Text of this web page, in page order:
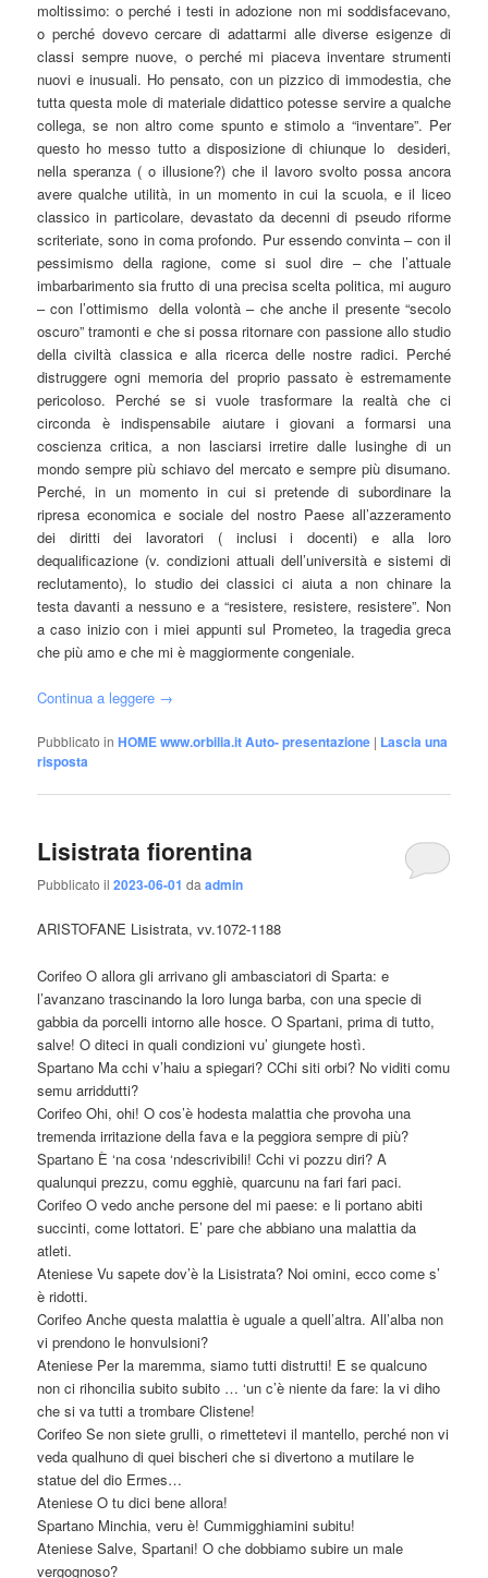
moltissimo: o perché i testi in adozione non mi soddisfacevano,
o perché dovevo cercare di adattarmi alle diverse esigenze di
classi sempre nuove, o perché mi piaceva inventare strumenti
nuovi e inusuali. Ho pensato, con un pizzico di immodestia, che
tutta questa mole di materiale didattico potesse servire a qualche
collega, se non altro come spunto e stimolo a “inventare”. Per
questo ho messo tutto a disposizione di chiunque lo desideri,
nella speranza ( o illusione?) che il lavoro svolto possa ancora
avere qualche utilità, in un momento in cui la scuola, e il liceo
classico in particolare, devastato da decenni di pseudo riforme
scriteriate, sono in coma profondo. Pur essendo convinta – con il
pessimismo della ragione, come si suol dire – che l’attuale
imbarbarimento sia frutto di una precisa scelta politica, mi auguro
– con l’ottimismo della volontà – che anche il presente “secolo
oscuro” tramonti e che si possa ritornare con passione allo studio
della civiltà classica e alla ricerca delle nostre radici. Perché
distruggere ogni memoria del proprio passato è estremamente
pericoloso. Perché se si vuole trasformare la realtà che ci
circonda è indispensabile aiutare i giovani a formarsi una
coscienza critica, a non lasciarsi irretire dalle lusinghe di un
mondo sempre più schiavo del mercato e sempre più disumano.
Perché, in un momento in cui si pretende di subordinare la
ripresa economica e sociale del nostro Paese all’azzeramento
dei diritti dei lavoratori ( inclusi i docenti) e alla loro
dequalificazione (v. condizioni attuali dell’università e sistemi di
reclutamento), lo studio dei classici ci aiuta a non chinare la
testa davanti a nessuno e a “resistere, resistere, resistere”. Non
a caso inizio con i miei appunti sul Prometeo, la tragedia greca
che più amo e che mi è maggiormente congeniale.
Continua a leggere →
Pubblicato in HOME www.orbilia.it Auto- presentazione | Lascia una
risposta
Lisistrata fiorentina
Pubblicato il2023-06-01 daadmin
ARISTOFANE Lisistrata, vv.1072-1188
Corifeo O allora gli arrivano gli ambasciatori di Sparta: e
l’avanzano trascinando la loro lunga barba, con una specie di
gabbia da porcelli intorno alle hosce. O Spartani, prima di tutto,
salve! O diteci in quali condizioni vu’ giungete hostì.
Spartano Ma cchi v’haiu a spiegari? CChi siti orbi? No viditi comu
semu arriddutti?
Corifeo Ohi, ohi! O cos’è hodesta malattia che provoha una
tremenda irritazione della fava e la peggiora sempre di più?
Spartano È ‘na cosa ‘ndescrivibili! Cchi vi pozzu diri? A
qualunqui prezzu, comu egghiè, quarcunu na fari fari paci.
Corifeo O vedo anche persone del mi paese: e li portano abiti
succinti, come lottatori. E’ pare che abbiano una malattia da
atleti.
Ateniese Vu sapete dov’è la Lisistrata? Noi omini, ecco come s’
è ridotti.
Corifeo Anche questa malattia è uguale a quell’altra. All’alba non
vi prendono le honvulsioni?
Ateniese Per la maremma, siamo tutti distrutti! E se qualcuno
non ci rihoncilia subito subito … ‘un c’è niente da fare: la vi diho
che si va tutti a trombare Clistene!
Corifeo Se non siete grulli, o rimettetevi il mantello, perché non vi
veda qualhuno di quei bischeri che si divertono a mutilare le
statue del dio Ermes…
Ateniese O tu dici bene allora!
Spartano Minchia, veru è! Cummigghiamini subitu!
Ateniese Salve, Spartani! O che dobbiamo subire un male
vergognoso?